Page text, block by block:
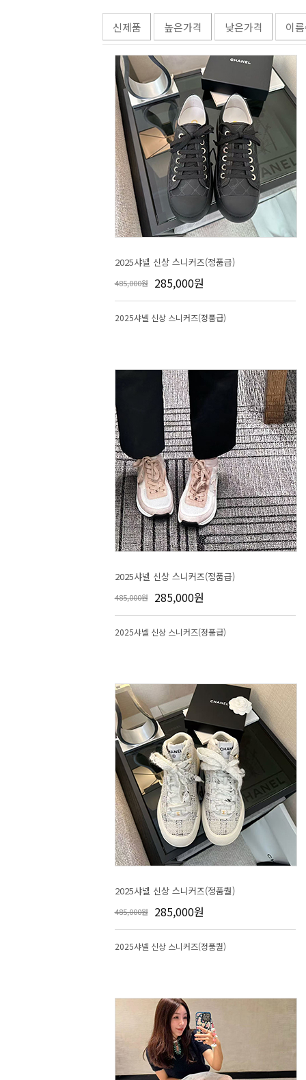
신제품 높은가격 낮은가격 이
2025샤넬 신상 스니커즈(정품급)
485,000원 285,000원
2025샤넬 신상 스니커즈(정품급)
2025샤넬 신상 스니커즈(정품급)
485,000원 285,000원
2025샤넬 신상 스니커즈(정품급)
2025샤넬 신상 스니커즈(정품퀄)
485,000원 285,000원
2025샤넬 신상 스니커즈(정품퀄)